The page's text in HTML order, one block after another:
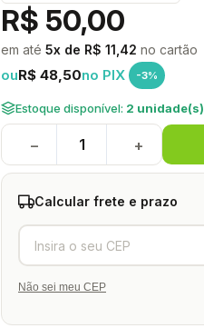
R$ 50,00
em até 5x de R$ 11,42 no cartão
ouR$ 48,50no PIX -3%
Estoque disponível: 2 unidade(s)
− +
Calcular frete e prazo
Não sei meu CEP